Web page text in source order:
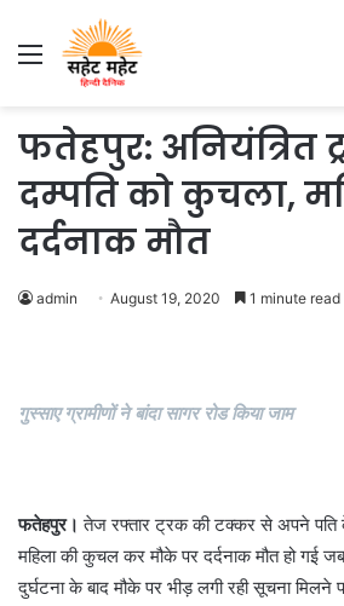
Menu
फतेहपुर: अनियंत्रित
दम्पति को कुचला,
दर्दनाक मौत
admin August 19, 2020 1 minute read
गुस्साए ग्रामीणों ने बांदा सागर रोड किया जाम
फतेहपुर। तेज रफ्तार ट्रक की टक्कर से अपने पति
महिला की कुचल कर मौके पर दर्दनाक मौत हो गई
दुर्घटना के बाद मौके पर भीड़ लगी रही सूचना मिलने